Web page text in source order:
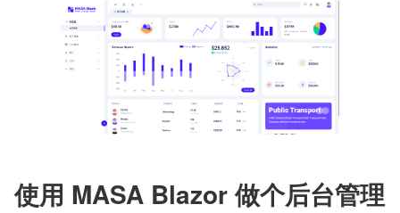
使用 MASA Blazor 做个后台管理